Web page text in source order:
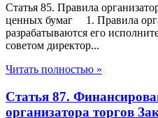
Статья 85. Правила
ценных бумаг 1. Правила
разрабатываются его
советом директор...
Читать полностью »
Статья 87.
организатора торгов